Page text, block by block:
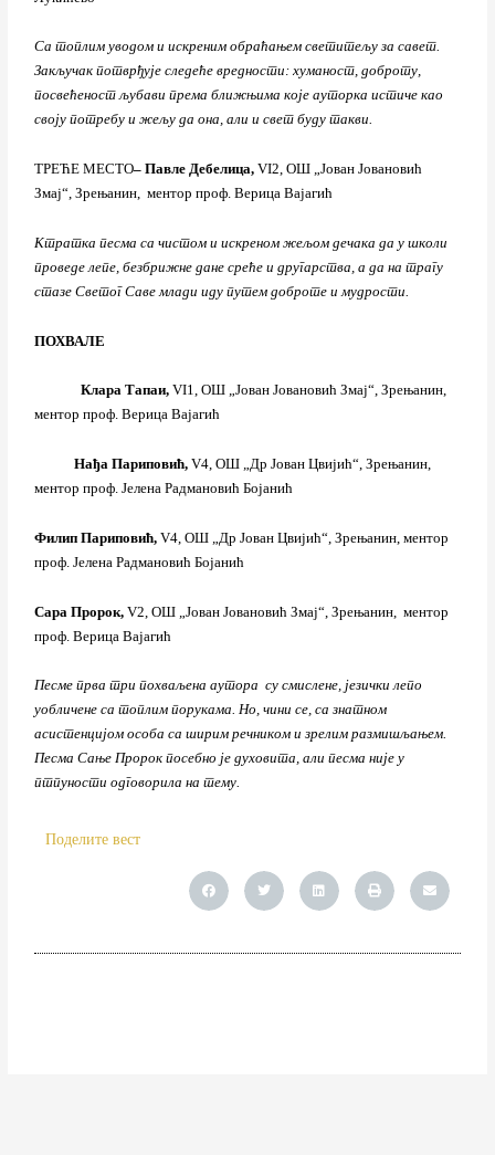
Са топлим уводом и искреним обраћањем светитељу за савет.
Закључак потврђује следеће вредности: хуманост, доброту,
посвећеност љубави према ближњима које ауторка истиче као
своју потребу и жељу да она, али и свет буду такви.
ТРЕЋЕ МЕСТО– Павле Дебелица,VI2, ОШ „Јован Јовановић
Змај“, Зрењанин, ментор проф. Верица Вајагић
Ктратка песма са чистом и искреном жељом дечака да у школи
проведе лепе, безбрижне дане среће и другарства, а да на трагу
стазе Светог Саве млади иду путем доброте и мудрости.
ПОХВАЛЕ
Клара Тапаи,VI1, ОШ „Јован Јовановић Змај“, Зрењанин,
ментор проф. Верица Вајагић
Нађа Париповић,V4, ОШ „Др Јован Цвијић“, Зрењанин,
ментор проф. Јелена Радмановић Бојанић
Филип Париповић, V4, ОШ „Др Јован Цвијић“, Зрењанин, ментор
проф. Јелена Радмановић Бојанић
Саpа Пророк,V2, ОШ „Јован Јовановић Змај“, Зрењанин, ментор
проф. Верица Вајагић
Песме прва три похваљена аутора су смислене, језички лепо
уобличене са топлим порукама. Но, чини се, са знатном
асистенцијом особа са ширим речником и зрелим размишљањем.
Песма Сање Пророк посебно је духовита, али песма није у
птпуности одговорила на тему.
Поделите вест